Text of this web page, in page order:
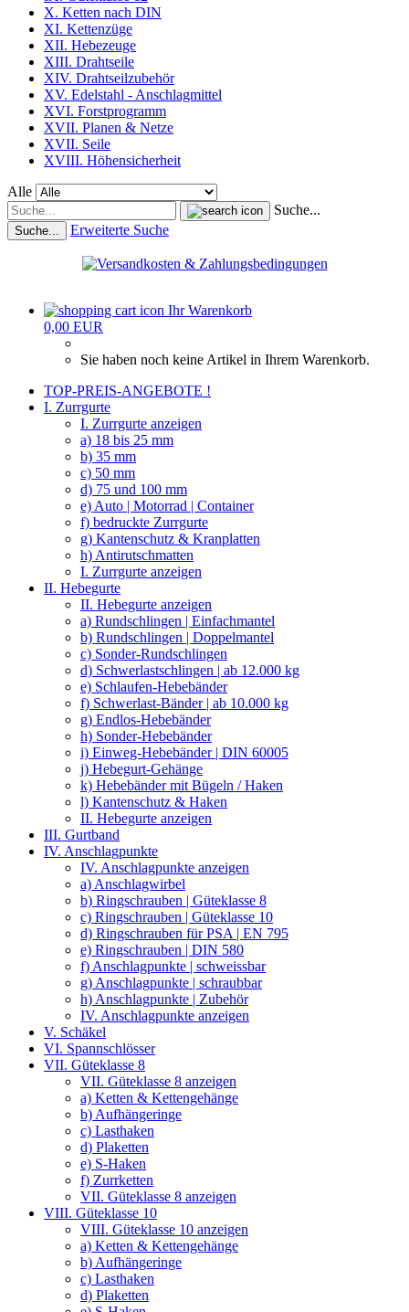
X. Ketten nach DIN
XI. Kettenzüge
XII. Hebezeuge
XIII. Drahtseile
XIV. Drahtseilzubehör
XV. Edelstahl - Anschlagmittel
XVI. Forstprogramm
XVII. Planen & Netze
XVII. Seile
XVIII. Höhensicherheit
Alle
Suche...
Suche... Erweiterte Suche
Ihr Warenkorb
0,00 EUR
Sie haben noch keine Artikel in Ihrem Warenkorb.
TOP-PREIS-ANGEBOTE !
I. Zurrgurte
I. Zurrgurte anzeigen
a) 18 bis 25 mm
b) 35 mm
c) 50 mm
d) 75 und 100 mm
e) Auto | Motorrad | Container
f) bedruckte Zurrgurte
g) Kantenschutz & Kranplatten
h) Antirutschmatten
I. Zurrgurte anzeigen
II. Hebegurte
II. Hebegurte anzeigen
a) Rundschlingen | Einfachmantel
b) Rundschlingen | Doppelmantel
c) Sonder-Rundschlingen
d) Schwerlastschlingen | ab 12.000 kg
e) Schlaufen-Hebebänder
f) Schwerlast-Bänder | ab 10.000 kg
g) Endlos-Hebebänder
h) Sonder-Hebebänder
i) Einweg-Hebebänder | DIN 60005
j) Hebegurt-Gehänge
k) Hebebänder mit Bügeln / Haken
l) Kantenschutz & Haken
II. Hebegurte anzeigen
III. Gurtband
IV. Anschlagpunkte
IV. Anschlagpunkte anzeigen
a) Anschlagwirbel
b) Ringschrauben | Güteklasse 8
c) Ringschrauben | Güteklasse 10
d) Ringschrauben für PSA | EN 795
e) Ringschrauben | DIN 580
f) Anschlagpunkte | schweissbar
g) Anschlagpunkte | schraubbar
h) Anschlagpunkte | Zubehör
IV. Anschlagpunkte anzeigen
V. Schäkel
VI. Spannschlösser
VII. Güteklasse 8
VII. Güteklasse 8 anzeigen
a) Ketten & Kettengehänge
b) Aufhängeringe
c) Lasthaken
d) Plaketten
e) S-Haken
f) Zurrketten
VII. Güteklasse 8 anzeigen
VIII. Güteklasse 10
VIII. Güteklasse 10 anzeigen
a) Ketten & Kettengehänge
b) Aufhängeringe
c) Lasthaken
d) Plaketten